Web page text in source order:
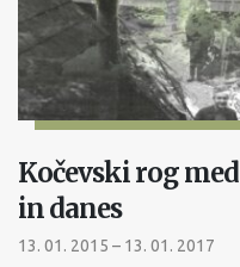
Kočevski rog
in danes
13. 01. 2015 – 13. 01. 2017